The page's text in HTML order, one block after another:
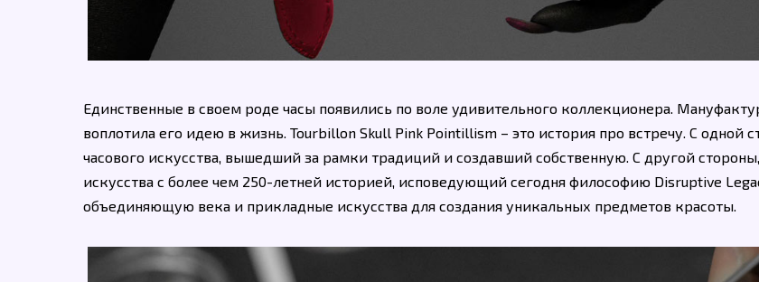
Единственные в своем роде часы появились по воле удивительного коллекционера.
воплотила его идею в жизнь. Tourbillon Skull Pink Pointillism – это история про встречу. С одной
часового искусства, вышедший за рамки традиций и создавший собственную. С другой
искусства с более чем 250-летней историей, исповедующий сегодня философию Disruptive
объединяющую века и прикладные искусства для создания уникальных предметов красоты.